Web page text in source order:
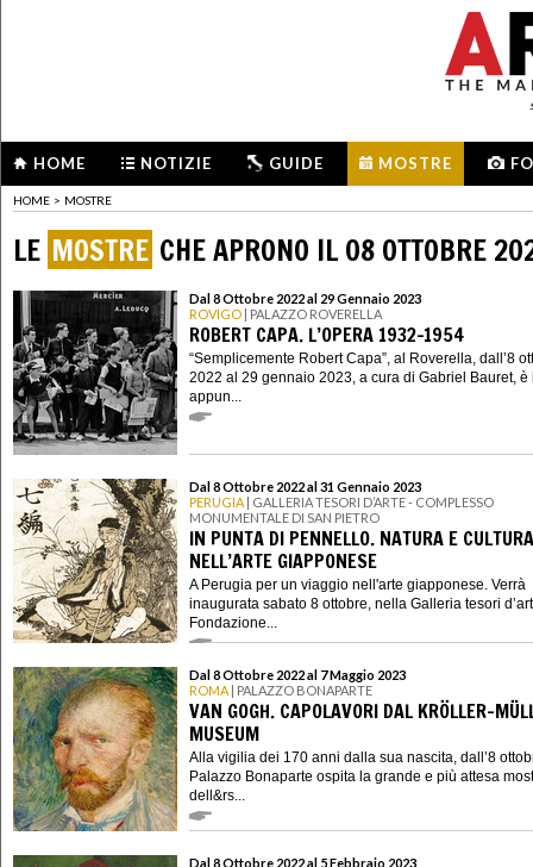
HOME NOTIZIE GUIDE MOSTRE
HOME > MOSTRE
LE MOSTRE CHE APRONO IL 08 OTTOBRE
Dal 8 Ottobre 2022 al 29 Gennaio 2023
ROVIGO | PALAZZO ROVERELLA
ROBERT CAPA. L’OPERA 1932-1954
“Semplicemente Robert Capa”, al Roverella, dall’8
2022 al 29 gennaio 2023, a cura di Gabriel Bauret, è
appun...
Dal 8 Ottobre 2022 al 31 Gennaio 2023
PERUGIA | GALLERIA TESORI D’ARTE - COMPLESSO
MONUMENTALE DI SAN PIETRO
IN PUNTA DI PENNELLO. NATURA E CULTURA
NELL’ARTE GIAPPONESE
A Perugia per un viaggio nell'arte giapponese. Verrà
inaugurata sabato 8 ottobre, nella Galleria tesori
Fondazione...
Dal 8 Ottobre 2022 al 7 Maggio 2023
ROMA | PALAZZO BONAPARTE
VAN GOGH. CAPOLAVORI DAL KRÖLLER-
MUSEUM
Alla vigilia dei 170 anni dalla sua nascita, dall’8
Palazzo Bonaparte ospita la grande e più attesa
dell&rs...
Dal 8 Ottobre 2022 al 5 Febbraio 2023